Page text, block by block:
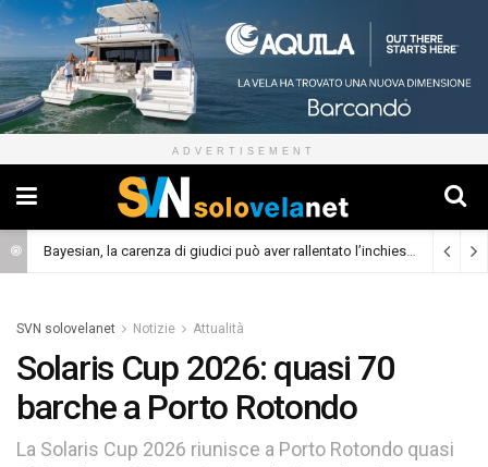
ADVERTISEMENT
Bayesian, la carenza di giudici può aver rallentato l’inchiesta (Cronaca)
SVN solovelanet Notizie Attualità
Solaris Cup 2026: quasi 70
barche a Porto Rotondo
La Solaris Cup 2026 riunisce a Porto Rotondo quasi